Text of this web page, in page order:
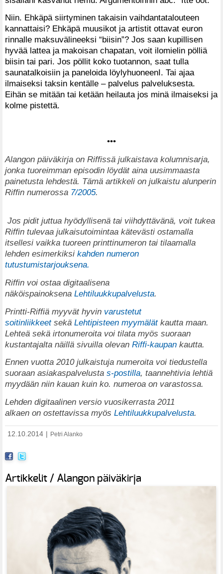
Niin. Ehkäpä siirtyminen takaisin vaihdantatalouteen
kannattaisi? Ehkäpä muusikot ja artistit ottavat euron
rinnalle maksuvälineeksi “biisin”? Jos saan kupillisen
hyvää lattea ja makoisan chapatan, voit ilomielin pölliä
biisin tai pari. Jos pöllit koko tuotannon, saat tulla
saunatalkoisiin ja paneloida löylyhuoneenI. Tai ajaa
ilmaiseksi taksin kentälle – palvelus palveluksesta.
Eihän se mitään tai ketään heilauta jos minä ilmaiseksi ja
kolme pistettä.
•••
Alangon päiväkirja on Riffissä julkaistava kolumnisarja,
jonka tuoreimman episodin löydät aina uusimmaasta
painetusta lehdestä. Tämä artikkeli on julkaistu alunperin
Riffin numerossa 7/2005.
Jos pidit juttua hyödyllisenä tai viihdyttävänä, voit tukea
Riffin tulevaa julkaisutoimintaa kätevästi ostamalla
itsellesi vaikka tuoreen printtinumeron tai tilaamalla
lehden esimerkiksi kahden numeron
tutustumistarjouksena.
Riffin voi ostaa digitaalisena
näköispainoksena Lehtiluukkupalvelusta.
Printti-Riffiä myyvät hyvin varustetut
soitinliikkeet sekä Lehtipisteen myymälätkautta maan.
Lehteä sekä irtonumeroita voi tilata myös suoraan
kustantajalta näillä sivuilla olevan Riffi-kaupan kautta.
Ennen vuotta 2010 julkaistuja numeroita voi tiedustella
suoraan asiakaspalvelusta s-postilla, taannehtivia lehtiä
myydään niin kauan kuin ko. numeroa on varastossa.
Lehden digitaalinen versio vuosikerrasta 2011
alkaen on ostettavissa myös Lehtiluukkupalvelusta.
12.10.2014 Petri Alanko
Artikkelit / Alangon päiväkirja